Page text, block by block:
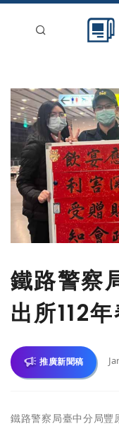
新聞稿分類
登入
刊登
鐵路警察
出所112
推廣新聞稿
鐵路警察局臺中分局豐